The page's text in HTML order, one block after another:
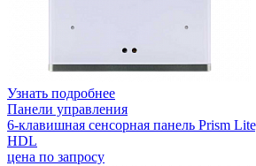
Узнать подробнее
Панели управления
6-клавишная сенсорная панель Prism
HDL
цена по запросу